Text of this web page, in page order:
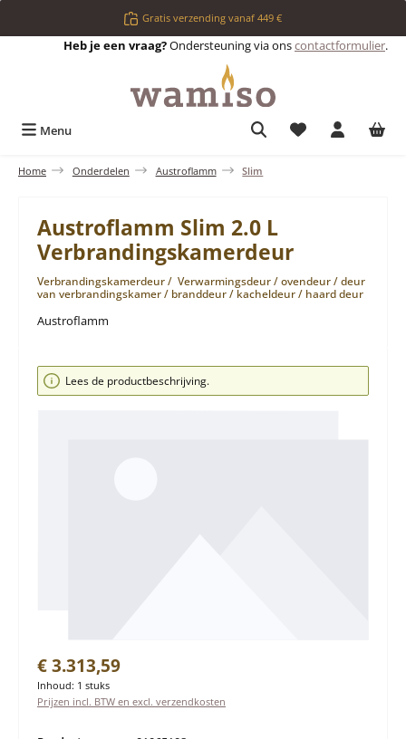
Ga naar de hoofdinhoudGratis verzending vanaf 449 €
Heb je een vraag?Ondersteuning via onscontactformulier.
Menu Je hebt 0 items
Home Onderdelen Austroflamm Slim
Austroflamm Slim 2.0 L
Verbrandingskamerdeur
Verbrandingskamerdeur / Verwarmingsdeur / ovendeur / deur
van verbrandingskamer / branddeur / kacheldeur / haard deur
Austroflamm
Afbeeldingengalerij overslaan
Lees de productbeschrijving.
Normale prijs:
€ 3.313,59
Inhoud: 1 stuks
Prijzen incl. BTW en excl. verzendkosten